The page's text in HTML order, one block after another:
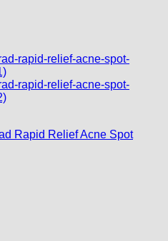
Rapid Relief Acne Spot